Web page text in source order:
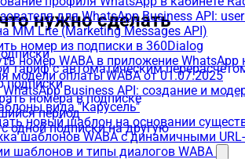
для WhatsApp Business API:
MM Lite (Marketing Messages API)
номер из подписки в 360Dialog
номер WABA в приложение WhatsApp
модели оплаты WABA от 01.07.2025
Business API: создание и
вида "Карусель"
новый шаблон на основании
шаблонов WABA с динамичными
шаблонов и типы диалогов WABA
нужно сделать
тариф с автоматическим
подписки
номера в подписке
период
одной подписки на другую